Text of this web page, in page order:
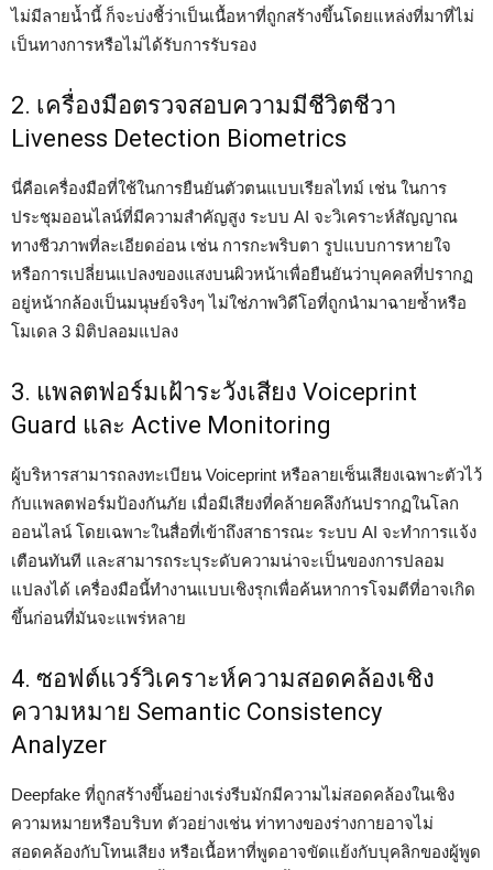
ไม่มีลายน้ำนี้ ก็จะบ่งชี้ว่าเป็นเนื้อหาที่ถูกสร้างขึ้นโดยแหล่งที่มาที่ไม่
เป็นทางการหรือไม่ได้รับการรับรอง
2. เครื่องมือตรวจสอบความมีชีวิตชีวา
Liveness Detection Biometrics
นี่คือเครื่องมือที่ใช้ในการยืนยันตัวตนแบบเรียลไทม์ เช่น ในการ
ประชุมออนไลน์ที่มีความสำคัญสูง ระบบ AI จะวิเคราะห์สัญญาณ
ทางชีวภาพที่ละเอียดอ่อน เช่น การกะพริบตา รูปแบบการหายใจ
หรือการเปลี่ยนแปลงของแสงบนผิวหน้าเพื่อยืนยันว่าบุคคลที่ปรากฏ
อยู่หน้ากล้องเป็นมนุษย์จริงๆ ไม่ใช่ภาพวิดีโอที่ถูกนำมาฉายซ้ำหรือ
โมเดล 3 มิติปลอมแปลง
3. แพลตฟอร์มเฝ้าระวังเสียง Voiceprint
Guard และ Active Monitoring
ผู้บริหารสามารถลงทะเบียน Voiceprint หรือลายเซ็นเสียงเฉพาะตัวไว้
กับแพลตฟอร์มป้องกันภัย เมื่อมีเสียงที่คล้ายคลึงกันปรากฏในโลก
ออนไลน์ โดยเฉพาะในสื่อที่เข้าถึงสาธารณะ ระบบ AI จะทำการแจ้ง
เตือนทันที และสามารถระบุระดับความน่าจะเป็นของการปลอม
แปลงได้ เครื่องมือนี้ทำงานแบบเชิงรุกเพื่อค้นหาการโจมตีที่อาจเกิด
ขึ้นก่อนที่มันจะแพร่หลาย
4. ซอฟต์แวร์วิเคราะห์ความสอดคล้องเชิง
ความหมาย Semantic Consistency
Analyzer
Deepfake ที่ถูกสร้างขึ้นอย่างเร่งรีบมักมีความไม่สอดคล้องในเชิง
ความหมายหรือบริบท ตัวอย่างเช่น ท่าทางของร่างกายอาจไม่
สอดคล้องกับโทนเสียง หรือเนื้อหาที่พูดอาจขัดแย้งกับบุคลิกของผู้พูด